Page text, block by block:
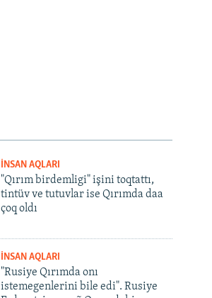
İNSAN AQLARI
"Qırım birdemligi" işini toqtattı,
tintüv ve tutuvlar ise Qırımda daa
çoq oldı
İNSAN AQLARI
"Rusiye Qırımda onı
istemegenlerini bile edi". Rusiye